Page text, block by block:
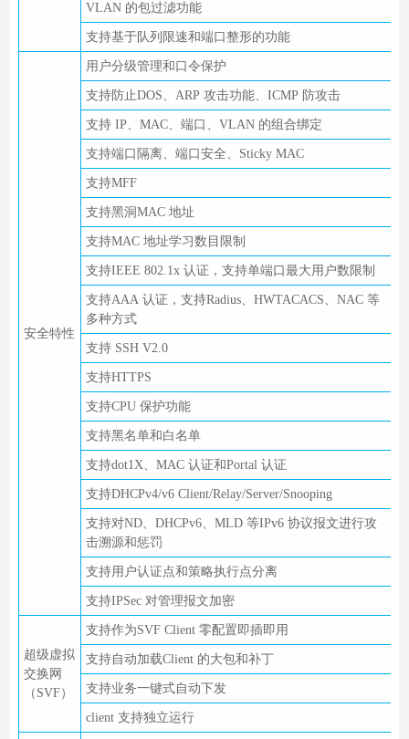
VLAN 的包过滤功能
支持基于队列限速和端口整形的功能
安全特性
用户分级管理和口令保护
支持防止DOS、ARP 攻击功能、ICMP 防攻击
支持 IP、MAC、端口、VLAN 的组合绑定
支持端口隔离、端口安全、Sticky MAC
支持MFF
支持黑洞MAC 地址
支持MAC 地址学习数目限制
支持IEEE 802.1x 认证，支持单端口最大用户数限制
支持AAA 认证，支持Radius、HWTACACS、NAC 等
多种方式
支持 SSH V2.0
支持HTTPS
支持CPU 保护功能
支持黑名单和白名单
支持dot1X、MAC 认证和Portal 认证
支持DHCPv4/v6 Client/Relay/Server/Snooping
支持对ND、DHCPv6、MLD 等IPv6 协议报文进行攻
击溯源和惩罚
支持用户认证点和策略执行点分离
支持IPSec 对管理报文加密
超级虚拟
交换网
（SVF）
支持作为SVF Client 零配置即插即用
支持自动加载Client 的大包和补丁
支持业务一键式自动下发
client 支持独立运行